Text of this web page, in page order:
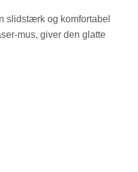
slidstærk og komfortabel
mus, giver den glatte